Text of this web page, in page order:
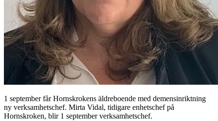
1 september får Hornskrokens äldreboende med demensinriktning
ny verksamhetschef. Mirta Vidal, tidigare enhetschef på
Hornskroken, blir 1 september verksamhetschef.